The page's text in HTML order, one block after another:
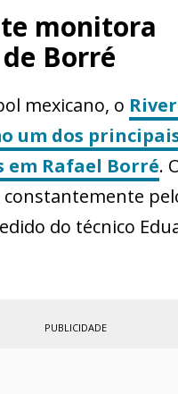
monitora
Borré
mexicano, o
um dos
em Rafael Borré.
do técnico
PUBLICIDADE